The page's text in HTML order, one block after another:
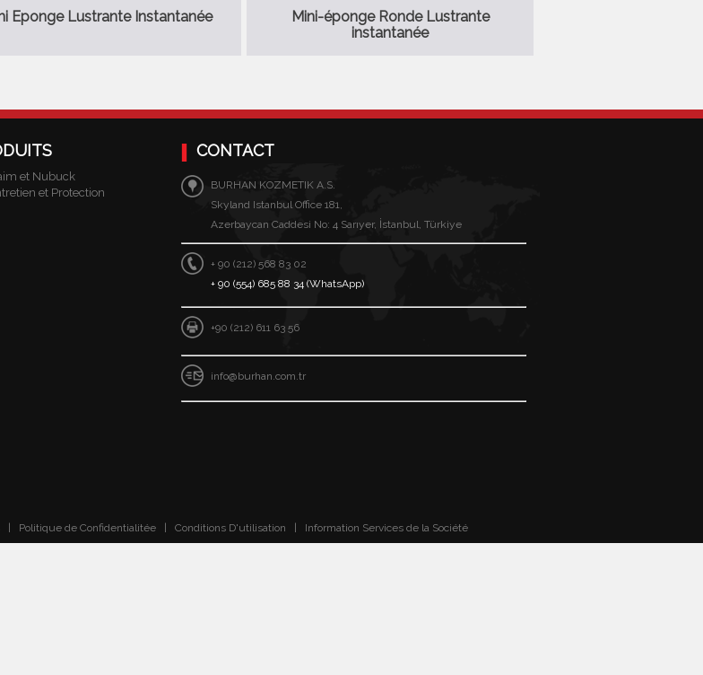
Eponge Lustrante Instantanée
Mini-éponge Ronde Lustrante
instantanée
et Nubuck
et Protection
CONTACT
BURHAN KOZMETIK A.S.
Skyland Istanbul Office 181,
Azerbaycan Caddesi No: 4 Sarıyer, İstanbul, Türkiye
+ 90 (212) 568 83 02
+ 90 (554) 685 88 34 (WhatsApp)
+90 (212) 611 63 56
info@burhan.com.tr
| Politique de Confidentialitée Conditions D'utilisation Information Services de la Société